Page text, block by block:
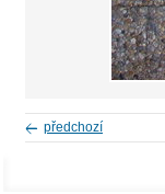
předchozí